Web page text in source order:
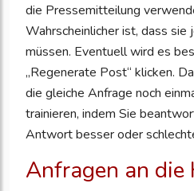
die Pressemitteilung
Wahrscheinlicher ist, dass
müssen. Eventuell wird es
„Regenerate Post“ klicken.
die gleiche Anfrage noch
trainieren, indem Sie
Antwort besser oder
Anfragen an die